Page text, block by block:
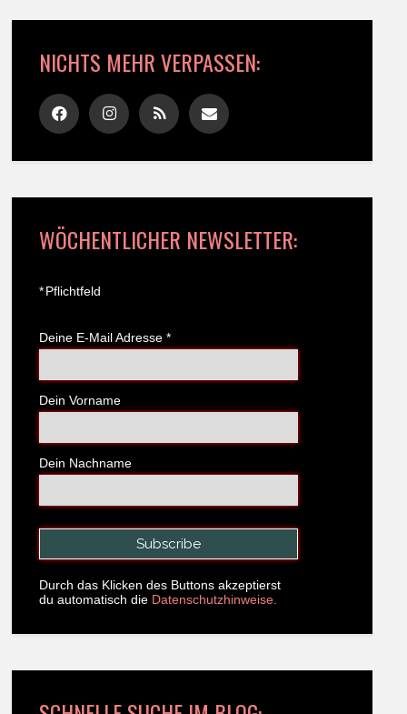
NICHTS MEHR VERPASSEN:
WÖCHENTLICHER NEWSLETTER:
*Pflichtfeld
Deine E-Mail Adresse *
Dein Vorname
Dein Nachname
Durch das Klicken des Buttons akzeptierst
du automatisch die Datenschutzhinweise.